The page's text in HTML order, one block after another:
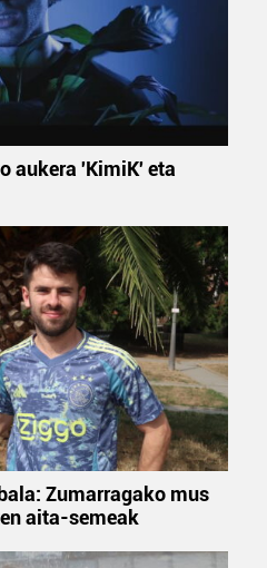
aukera 'KimiK' eta
Zumarragako mus
aita-semeak